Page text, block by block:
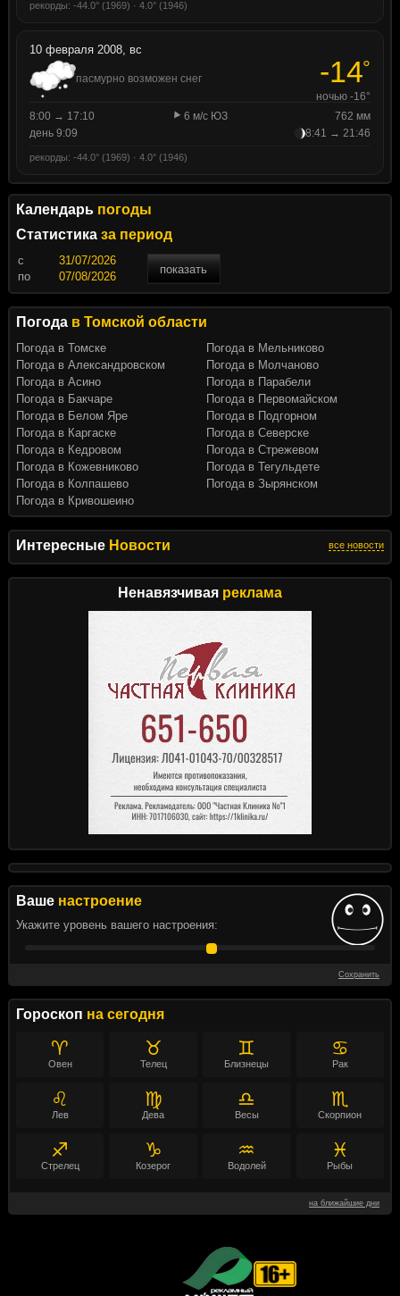
Интересные Новости все новости
Ненавязчивая реклама
Ваше настроение
Укажите уровень вашего настроения:
Сохранить
Гороскоп на сегодня
♈
Овен
♉
Телец
♊
Близнецы
♋
Рак
♌
Лев
♍
Дева
♎
Весы
♏
Скорпион
♐
Стрелец
♑
Козерог
♒
Водолей
♓
Рыбы
на ближайшие дни
рекорды: -44.0° (1969) · 4.0° (1946)
10 февраля 2008, вс
пасмурно возможен снег -14°
ночью -16°
8:00 → 17:10
6 м/с ЮЗ
762 мм
день 9:09
8:41 → 21:46
рекорды: -44.0° (1969) · 4.0° (1946)
Календарь погоды
Статистика за период
c
показать
по
Погода в Томской области
Погода в Томске
Погода в Александровском
Погода в Асино
Погода в Бакчаре
Погода в Белом Яре
Погода в Каргаске
Погода в Кедровом
Погода в Кожевниково
Погода в Колпашево
Погода в Кривошеино
Погода в Мельниково
Погода в Молчаново
Погода в Парабели
Погода в Первомайском
Погода в Подгорном
Погода в Северске
Погода в Стрежевом
Погода в Тегульдете
Погода в Зырянском